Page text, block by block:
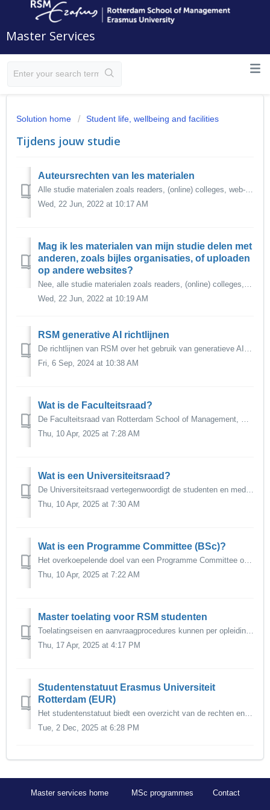
Master Services
Solution home Student life, wellbeing and facilities
Tijdens jouw studie
Auteursrechten van les materialen
Alle studie materialen zoals readers, (online) colleges, web-lectures, opdrachten en examens gepubliseerd op Canvas of op een andere wijze beschikbaar gemaa...
Wed, 22 Jun, 2022 at 10:17 AM
Mag ik les materialen van mijn studie delen met
anderen, zoals bijles organisaties, of uploaden
op andere websites?
Nee, alle studie materialen zoals readers, (online) colleges, web-lectures, opdrachten en examens gepubliseerd op Canvas of op een andere wijze beschikbaar ...
Wed, 22 Jun, 2022 at 10:19 AM
RSM generative AI richtlijnen
De richtlijnen van RSM over het gebruik van generatieve AI (GenAI) in het onderwijs vind je hier. Omdat de GenAI-omgeving steeds blijft ontwikkelen, worden ...
Fri, 6 Sep, 2024 at 10:38 AM
Wat is de Faculteitsraad?
De Faculteitsraad van Rotterdam School of Management, Erasmus Universiteit (RSM) is een gekozen orgaan dat de belangen van de RSM gemeenschap vertegenwoo...
Thu, 10 Apr, 2025 at 7:28 AM
Wat is een Universiteitsraad?
De Universiteitsraad vertegenwoordigt de studenten en medewerkers van de Erasmus Universiteit Rotterdam op centraal niveau. De Universiteitsraad overlegt re...
Thu, 10 Apr, 2025 at 7:30 AM
Wat is een Programme Committee (BSc)?
Het overkoepelende doel van een Programme Committee of Bachelor Opleidingscommissie is het bewaken en bevorderen van de onderwijskwaliteit en het vertegenwo...
Thu, 10 Apr, 2025 at 7:22 AM
Master toelating voor RSM studenten
Toelatingseisen en aanvraagprocedures kunnen per opleiding verschillen. Je kunt de verschillende criteria en meer gedetailleerde informatie vinden...
Thu, 17 Apr, 2025 at 4:17 PM
Studentenstatuut Erasmus Universiteit
Rotterdam (EUR)
Het studentenstatuut biedt een overzicht van de rechten en verplichtingen die studenten hebben en die voortvloeien uit wettelijke bepalingen. Ook heeft het ...
Tue, 2 Dec, 2025 at 6:28 PM
Master services home MSc programmes Contact